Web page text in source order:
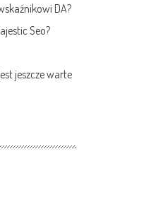
DA?
Seo?
jeszcze warte